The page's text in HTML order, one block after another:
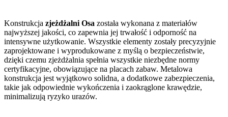
Konstrukcja zjeżdżalni Osa została wykonana z materiałów
najwyższej jakości, co zapewnia jej trwałość i odporność na
intensywne użytkowanie. Wszystkie elementy zostały precyzyjnie
zaprojektowane i wyprodukowane z myślą o bezpieczeństwie,
dzięki czemu zjeżdżalnia spełnia wszystkie niezbędne normy
certyfikacyjne, obowiązujące na placach zabaw. Metalowa
konstrukcja jest wyjątkowo solidna, a dodatkowe zabezpieczenia,
takie jak odpowiednie wykończenia i zaokrąglone krawędzie,
minimalizują ryzyko urazów.